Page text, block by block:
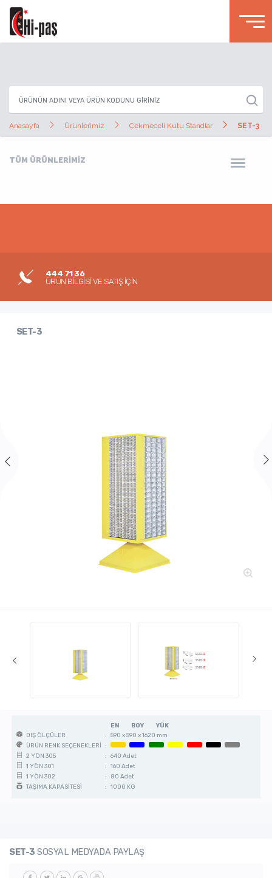
Anasayfa Ürünlerimiz Çekmeceli Kutu Standlar SET-3
TÜM ÜRÜNLERİMİZ
444 71 36
ÜRÜN BİLGİSİ VE SATIŞ İÇİN
SET-3
EN BOY
YÜK
DIŞ ÖLÇÜLER
: 590 x 590 x 1620 mm
ÜRÜN RENK SEÇENEKLERİ :
2 YÖN 305
: 640 Adet
1 YÖN 301
: 160 Adet
1 YÖN 302
:
80 Adet
TAŞIMA KAPASİTESİ
: 1000 KG
SET-3 SOSYAL MEDYADA PAYLAŞ